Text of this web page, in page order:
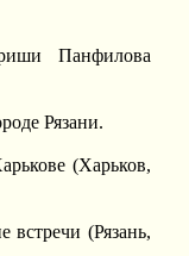
Панфилова
Рязани.
(Харьков,
(Рязань,